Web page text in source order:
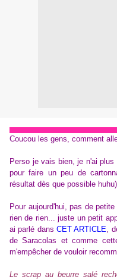
Coucou les gens, comment
Perso je vais bien, je n'ai
pour faire un peu de
résultat dès que possible huhu)
Pour aujourd'hui, pas de
rien de rien... juste un petit
ai parlé dansCET ARTICLE,
de Saracolas et comme
m'empêcher de vouloir
Le scrap au beurre salé